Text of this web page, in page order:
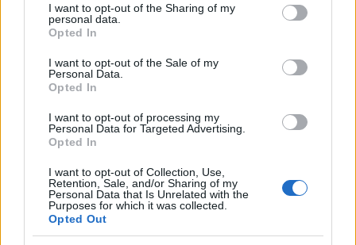
not limited to your visit or usage behaviour. You may click to
grant or deny consent to Google and its third-party tags to
use your data for below specified purposes in below Google
consent section.
I want to opt-out of the Sharing of my
personal data.
Opted In
I want to opt-out of the Sale of my
Personal Data.
Opted In
I want to opt-out of processing my
Personal Data for Targeted Advertising.
Opted In
I want to opt-out of Collection, Use,
Retention, Sale, and/or Sharing of my
Personal Data that Is Unrelated with the
Purposes for which it was collected.
Opted Out
másodfokúra csökken a riasztás
HIRDETÉS